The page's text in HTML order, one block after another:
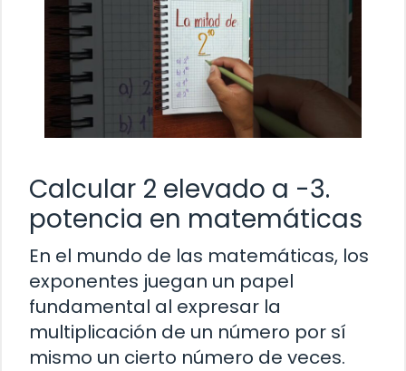
Calcular 2 elevado a -3.
potencia en matemáticas
En el mundo de las matemáticas, los
exponentes juegan un papel
fundamental al expresar la
multiplicación de un número por sí
mismo un cierto número de veces.